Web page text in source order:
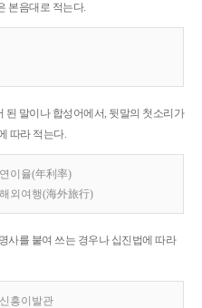
본음대로 적는다.
된 말이나 합성어에서, 뒷말의 첫소리가
따라 적는다.
연이율(年利率)
해외여행(海外旅行)
사를 붙여 쓰는 경우나 십진법에 따라
신흥이발관